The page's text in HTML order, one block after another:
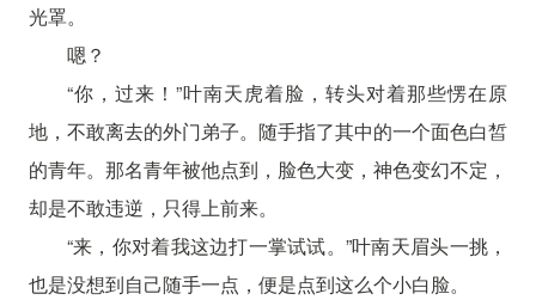
光罩。
嗯？
“你，过来！”叶南天虎着脸，转头对着那些愣在原
地，不敢离去的外门弟子。随手指了其中的一个面色白皙
的青年。那名青年被他点到，脸色大变，神色变幻不定，
却是不敢违逆，只得上前来。
“来，你对着我这边打一掌试试。”叶南天眉头一挑，
也是没想到自己随手一点，便是点到这么个小白脸。